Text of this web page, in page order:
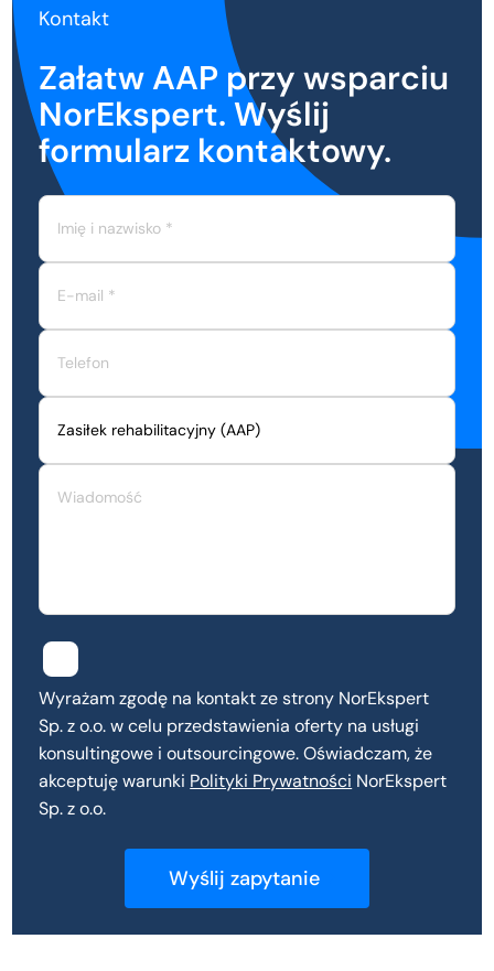
Kontakt
Załatw AAP przy wsparciu
NorEkspert. Wyślij
formularz kontaktowy.
Wyrażam zgodę na kontakt ze strony NorEkspert
Sp. z o.o. w celu przedstawienia oferty na usługi
konsultingowe i outsourcingowe. Oświadczam, że
akceptuję warunki Polityki Prywatności NorEkspert
Sp. z o.o.